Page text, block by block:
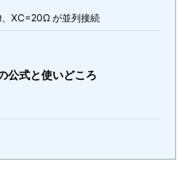
XC=20Ω が並列接続
公式と使いどころ